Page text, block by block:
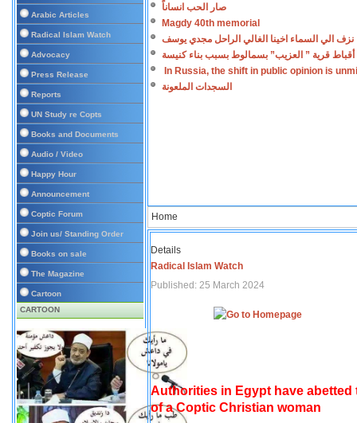
Arabic Articles
Radical Islam Watch
Advocacy
Press Release
Reports
UN Study re Copts
Books and Documents
Audio / Video
Happy Hour
Announcement
Coptic Forum
Join us/ Standing Order
Books on sale
The Magazine
Cartoon
CARTOON
صار الحب انساناً
Magdy 40th memorial
نزف الي السماء اخينا الغالي الراحل مجدي يوسف
أقباط قرية ” العزيب” بسمالوط بسبب بناء كنيسة
In Russia, the shift in public opinion is
السجدات الملعونة
Home
Details
Radical Islam Watch
Published: 25 March 2024
Authorities in Egypt have
of a Coptic Christian woman